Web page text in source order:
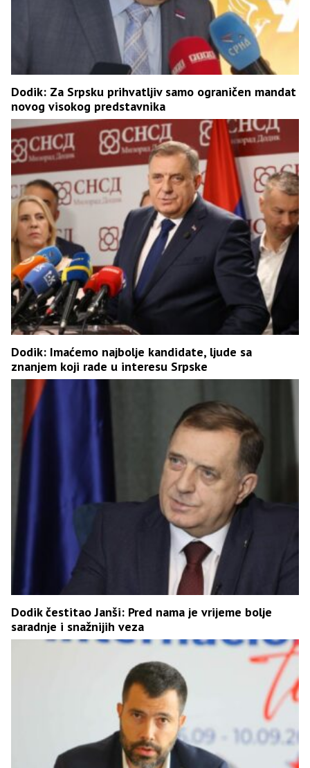
Dodik: Za Srpsku prihvatljiv samo ograničen mandat
novog visokog predstavnika
Dodik: Imaćemo najbolje kandidate, ljude sa
znanjem koji rade u interesu Srpske
Dodik čestitao Janši: Pred nama je vrijeme bolje
saradnje i snažnijih veza